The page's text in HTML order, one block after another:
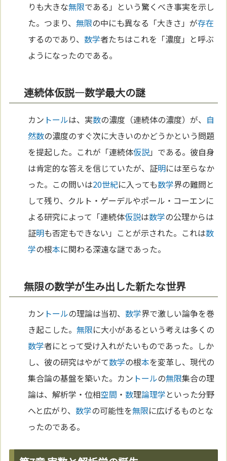
りも大きな無限である」という驚くべき事実を示し
た。つまり、無限の中にも異なる「大きさ」が存在
するのであり、数学者たちはこれを「濃度」と呼ぶ
ようになったのである。
連続体仮説—数学最大の謎
カン トールは、実数の濃度（連続体の濃度）が、 自
然数の濃度のすぐ次に大きいのかどうかという問題
を提起した。これが「連続体仮説」である。彼自身
は肯定的な答えを信じていたが、証明には至らなか
った。この問いは20世紀に入っても数学界の難問と
して残り、クルト・ゲーデルやポール・コーエンに
よる研究によって「連続体仮説は数学の公理からは
証明も否定もできない」ことが示された。これは数
学の根本に関わる深遠な謎であった。
無限の数学が生み出した新たな世界
カン トールの理論は当初、数学界で激しい論争を巻
き起こした。無限に大小があるという考えは多くの
数学者にとって受け入れがたいものであった。しか
し、彼の研究はやがて数学の根本を変革し、現代の
集合論の基盤を築いた。カン トールの無限集合の理
論は、解析学・位相空間 ・数理論理学といった分野
へと広がり、数学の可能性を無限に広げるものとな
ったのである。